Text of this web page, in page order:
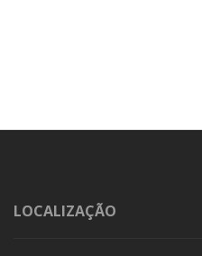
LOCALIZAÇÃO